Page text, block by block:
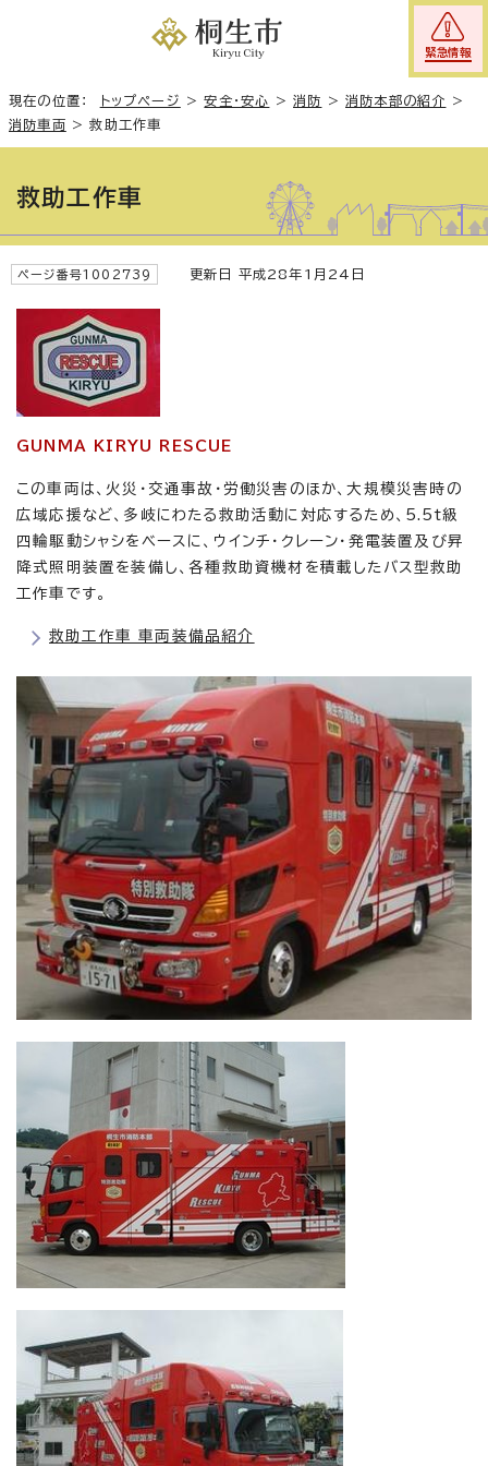
緊急情報
現在の位置： トップページ >安全・安心 >消防 >消防本部の紹介
>
消防車両 >救助工作車
救助工作車
ページ番号1002739 更新日 平成28年1月24日
GUNMA KIRYU RESCUE
この車両は、火災・交通事故・労働災害のほか、大規模災害時の
広域応援など、多岐にわたる救助活動に対応するため、5.5t級
四輪駆動シャシをベースに、ウインチ・クレーン・発電装置及び昇
降式照明装置を装備し、各種救助資機材を積載したバス型救助
工作車です。
救助工作車 車両装備品紹介